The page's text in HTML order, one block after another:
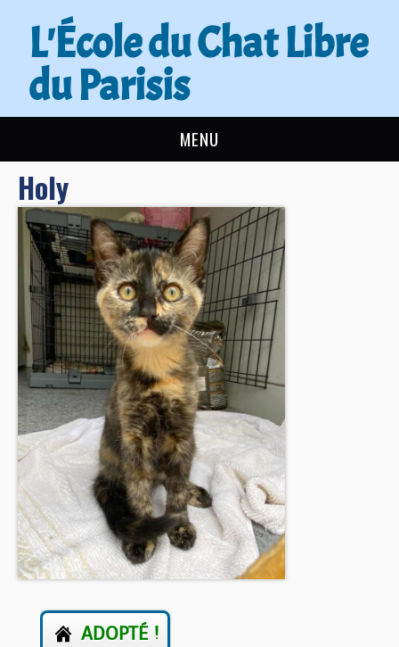
L'École du Chat Libre
du Parisis
MENU
L’ÉCOLE DU CHAT
ACTUALITÉS
ADOPTER
NOUS AIDER
CONTACT
BOUTIQUE
FORUM
Holy
ADOPTÉ !